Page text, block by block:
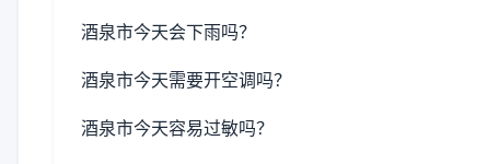
酒泉市今天会下雨吗？
酒泉市今天需要开空调吗？
酒泉市今天容易过敏吗？